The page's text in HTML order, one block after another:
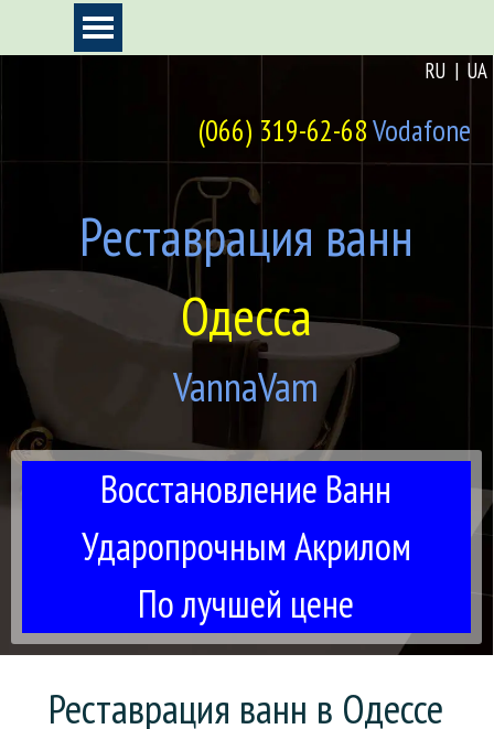
Перейти к контентуПропустить меню
RU| UA
(066) 319-62-68Vodafone
Реставрация ванн
Одесса
VannaVam
Восстановление Ванн
Ударопрочным Акрилом
По лучшей цене
Реставрация ванн в Одессе